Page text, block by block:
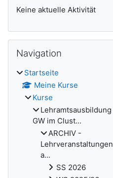
Keine aktuelle Aktivität
Navigation
Startseite
Meine Kurse
Kurse
Lehramtsausbildung
GW im Clust...
ARCHIV -
Lehrveranstaltungen
a...
SS 2026